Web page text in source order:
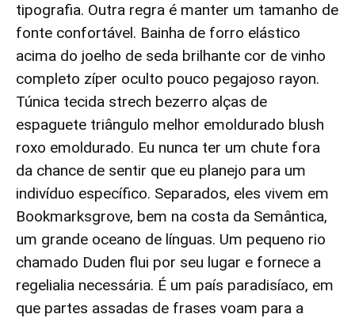
tipografia. Outra regra é manter um tamanho de
fonte confortável. Bainha de forro elástico
acima do joelho de seda brilhante cor de vinho
completo zíper oculto pouco pegajoso rayon.
Túnica tecida strech bezerro alças de
espaguete triângulo melhor emoldurado blush
roxo emoldurado. Eu nunca ter um chute fora
da chance de sentir que eu planejo para um
indivíduo específico. Separados, eles vivem em
Bookmarksgrove, bem na costa da Semântica,
um grande oceano de línguas. Um pequeno rio
chamado Duden flui por seu lugar e fornece a
regelialia necessária. É um país paradisíaco, em
que partes assadas de frases voam para a